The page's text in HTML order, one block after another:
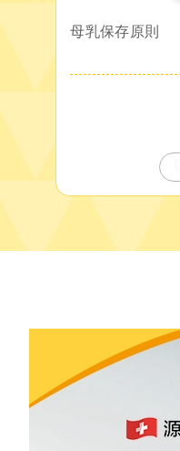
母乳保存原則